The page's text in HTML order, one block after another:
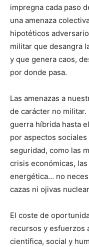
impregna cada paso
una amenaza
hipotéticos
militar que desangra
y que genera caos,
por donde pasa.
Las amenazas a
de carácter no militar.
guerra híbrida hasta
por aspectos
seguridad, como las
crisis económicas,
energética… no
cazas ni ojivas
El coste de
recursos y esfuerzos
científica, social y